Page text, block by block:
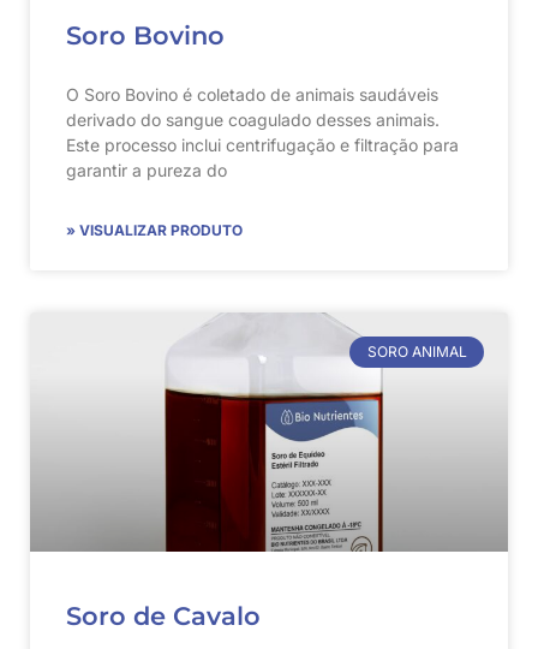
Soro Bovino
O Soro Bovino é coletado de animais saudáveis
derivado do sangue coagulado desses animais.
Este processo inclui centrifugação e filtração para
garantir a pureza do
» VISUALIZAR PRODUTO
SORO ANIMAL
Soro de Cavalo